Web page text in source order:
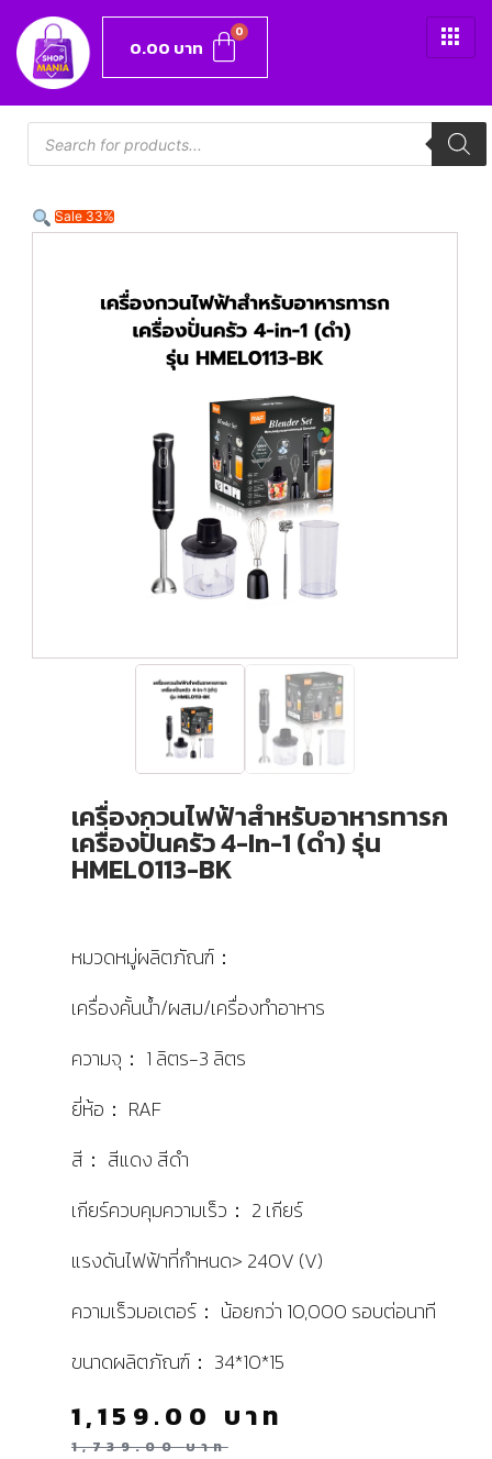
0.00 บาท
Sale 33%
เครื่องกวนไฟฟ้าสําหรับอาหารทารก
เครื่องปั่นครัว 4-In-1 (ดำ) รุ่น
HMEL0113-BK
หมวดหมู่ผลิตภัณฑ์：
เครื่องคั้นน้ำ/ผสม/เครื่องทำอาหาร
ความจุ： 1 ลิตร-3 ลิตร
ยี่ห้อ： RAF
สี： สีแดง สีดำ
เกียร์ควบคุมความเร็ว： 2 เกียร์
แรงดันไฟฟ้าที่กำหนด> 240V (V)
ความเร็วมอเตอร์： น้อยกว่า 10,000 รอบต่อนาที
ขนาดผลิตภัณฑ์： 34*10*15
1,739.00บาท
1,159.00 บาท